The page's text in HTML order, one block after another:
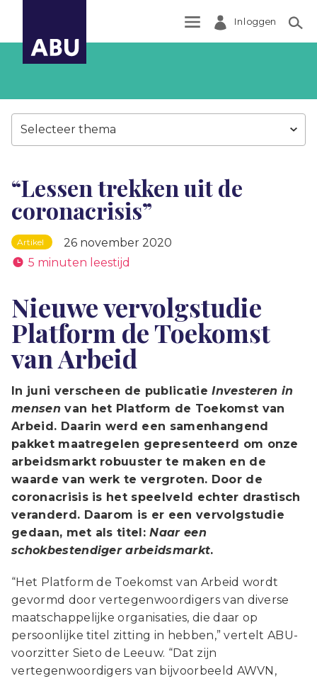
Inloggen
Selecteer thema
“Lessen trekken uit de
coronacrisis”
Artikel
26 november 2020
5 minuten leestijd
Nieuwe vervolgstudie
Platform de Toekomst
van Arbeid
In juni verscheen de publicatieInvesteren in
mensenvan het Platform de Toekomst van
Arbeid. Daarin werd een samenhangend
pakket maatregelen gepresenteerd om onze
arbeidsmarkt robuuster te maken en de
waarde van werk te vergroten. Door de
coronacrisis is het speelveld echter drastisch
veranderd. Daarom is er een vervolgstudie
gedaan, met als titel:Naar een
schokbestendiger arbeidsmarkt.
“Het Platform de Toekomst van Arbeid wordt
gevormd door vertegenwoordigers van diverse
maatschappelijke organisaties, die daar op
persoonlijke titel zitting in hebben,” vertelt ABU-
voorzitter Sieto de Leeuw. “Dat zijn
vertegenwoordigers van bijvoorbeeld AWVN,